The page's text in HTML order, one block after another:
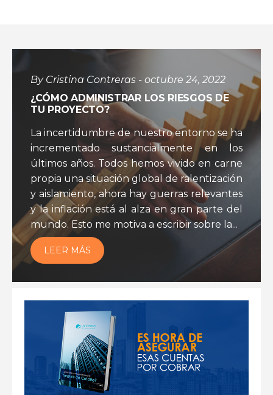
By Cristina Contreras - octubre 24, 2022
¿CÓMO ADMINISTRAR LOS RIESGOS DE
TU PROYECTO?
La incertidumbre de nuestro entorno se ha
incrementado sustancialmente en los
últimos años. Todos hemos vivido en carne
propia una situación global de ralentización
y aislamiento, ahora hay guerras relevantes
y la inflación está al alza en gran parte del
mundo. Esto me motiva a escribir sobre la...
LEER MÁS